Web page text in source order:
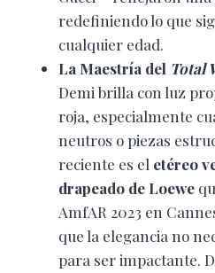
redefiniendo lo que
cualquier edad.
La Maestría del Total
Demi brilla con luz
roja, especialmente
neutros o piezas
reciente es el etéreo
drapeado de Loewe
AmfAR 2023 en
que la elegancia no
para ser impactante.